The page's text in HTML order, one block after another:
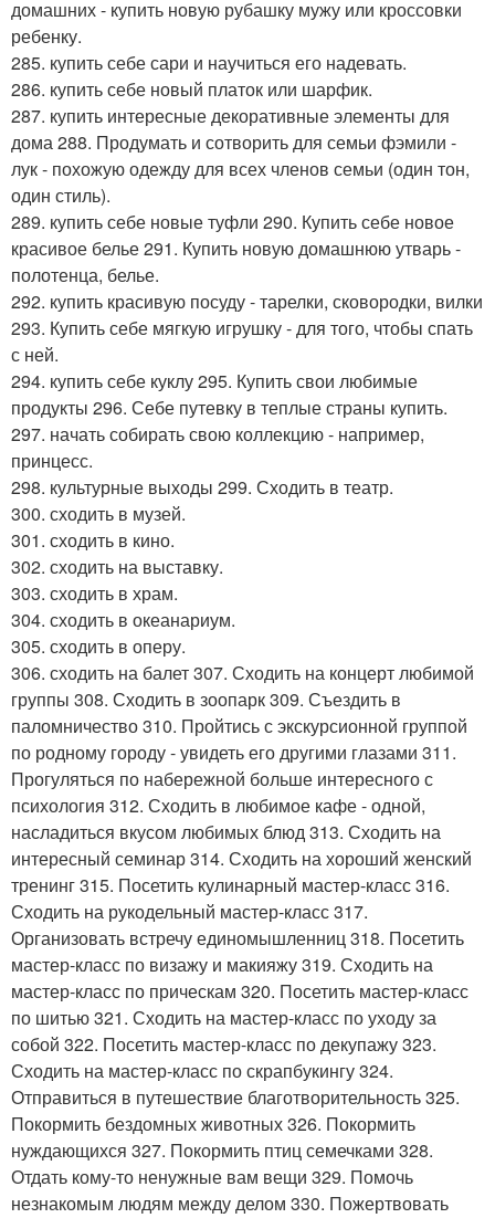
домашних - купить новую рубашку мужу или кроссовки
ребенку.
285. купить себе сари и научиться его надевать.
286. купить себе новый платок или шарфик.
287. купить интересные декоративные элементы для
дома 288. Продумать и сотворить для семьи фэмили -
лук - похожую одежду для всех членов семьи (один тон,
один стиль).
289. купить себе новые туфли 290. Купить себе новое
красивое белье 291. Купить новую домашнюю утварь -
полотенца, белье.
292. купить красивую посуду - тарелки, сковородки, вилки
293. Купить себе мягкую игрушку - для того, чтобы спать
с ней.
294. купить себе куклу 295. Купить свои любимые
продукты 296. Себе путевку в теплые страны купить.
297. начать собирать свою коллекцию - например,
принцесс.
298. культурные выходы 299. Сходить в театр.
300. сходить в музей.
301. сходить в кино.
302. сходить на выставку.
303. сходить в храм.
304. сходить в океанариум.
305. сходить в оперу.
306. сходить на балет 307. Сходить на концерт любимой
группы 308. Сходить в зоопарк 309. Съездить в
паломничество 310. Пройтись с экскурсионной группой
по родному городу - увидеть его другими глазами 311.
Прогуляться по набережной больше интересного с
психология 312. Сходить в любимое кафе - одной,
насладиться вкусом любимых блюд 313. Сходить на
интересный семинар 314. Сходить на хороший женский
тренинг 315. Посетить кулинарный мастер-класс 316.
Сходить на рукодельный мастер-класс 317.
Организовать встречу единомышленниц 318. Посетить
мастер-класс по визажу и макияжу 319. Сходить на
мастер-класс по прическам 320. Посетить мастер-класс
по шитью 321. Сходить на мастер-класс по уходу за
собой 322. Посетить мастер-класс по декупажу 323.
Сходить на мастер-класс по скрапбукингу 324.
Отправиться в путешествие благотворительность 325.
Покормить бездомных животных 326. Покормить
нуждающихся 327. Покормить птиц семечками 328.
Отдать кому-то ненужные вам вещи 329. Помочь
незнакомым людям между делом 330. Пожертвовать